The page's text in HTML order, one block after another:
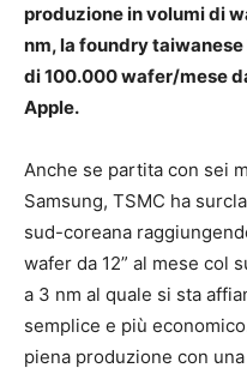
produzione in volumi di
nm, la foundry
di 100.000 wafer/mese
Apple.
Anche se partita con sei
Samsung, TSMC ha
sud-coreana
wafer da 12” al mese col
a 3 nm al quale si sta
semplice e più
piena produzione con